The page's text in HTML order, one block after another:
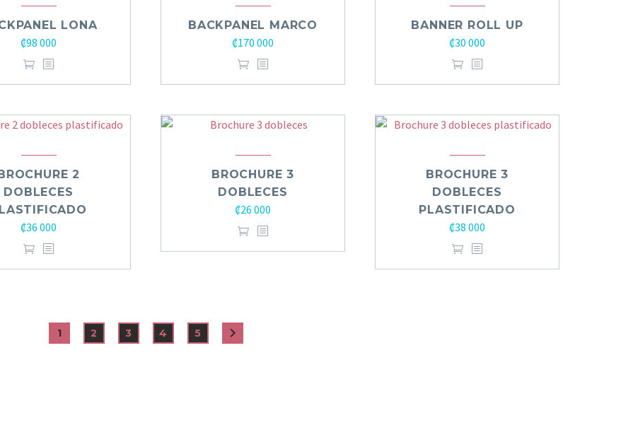
LONA
₡98 000
BACKPANEL MARCO
₡170 000
BANNER ROLL UP
₡30 000
BROCHURE 2
DOBLECES
₡36 000
BROCHURE 3
DOBLECES
₡26 000
BROCHURE 3
DOBLECES
PLASTIFICADO
₡38 000
1 2 3 4 5